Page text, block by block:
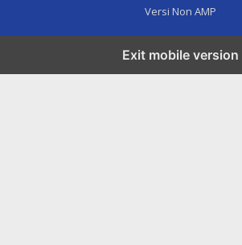
Versi Non AMP
Exit mobile version